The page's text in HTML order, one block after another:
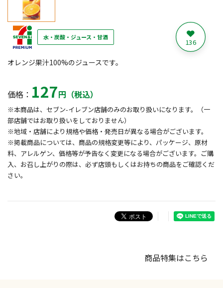
水・炭酸・ジュース・甘酒 136
オレンジ果汁100%のジュースです。
価格： 127円（税込）
※本商品は、セブン-イレブン店舗のみのお取り扱いになります。（一
部店舗ではお取り扱いをしておりません）
※地域・店舗により規格や価格・発売日が異なる場合がございます。
※掲載商品については、商品の規格変更等により、パッケージ、原材
料、アレルゲン、価格等が予告なく変更になる場合がございます。ご購
入、お召し上がりの際は、必ず店頭もしくはお持ちの商品をご確認くだ
さい。
商品特集はこちら